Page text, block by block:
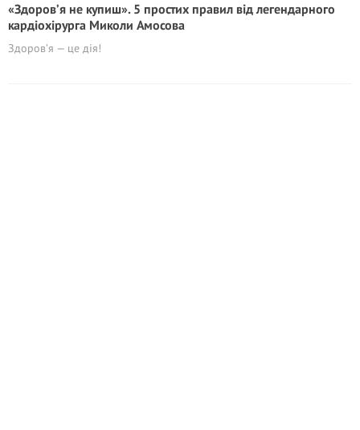
«Здоров’я не купиш». 5 простих правил від легендарного
кардіохірурга Миколи Амосова
Здоров’я — це дія!